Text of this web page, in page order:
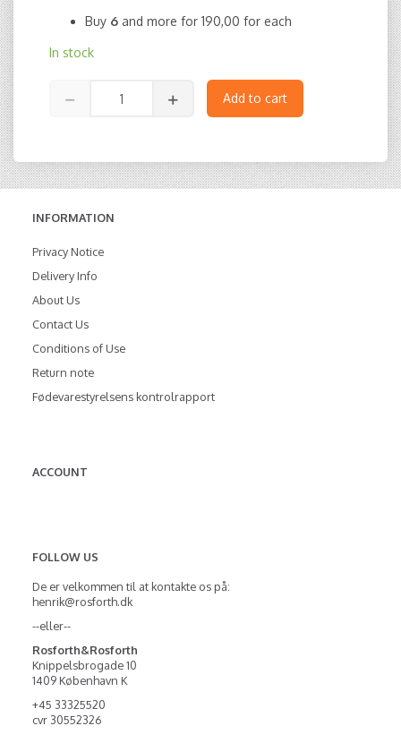
Buy 6 and more for 190,00 for each
In stock
Add to cart
INFORMATION
Privacy Notice
Delivery Info
About Us
Contact Us
Conditions of Use
Return note
Fødevarestyrelsens kontrolrapport
ACCOUNT
FOLLOW US
De er velkommen til at kontakte os på:
henrik@rosforth.dk
--eller--
Rosforth&Rosforth
Knippelsbrogade 10
1409 København K
+45 33325520
cvr 30552326